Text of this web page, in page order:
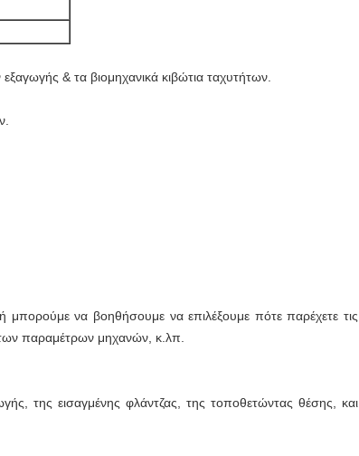
& τα βιομηχανικά κιβώτια ταχυτήτων.
μπορούμε να βοηθήσουμε να επιλέξουμε πότε παρέχετε τις
παραμέτρων μηχανών, κ.λπ.
της εισαγμένης φλάντζας, της τοποθετώντας θέσης, και